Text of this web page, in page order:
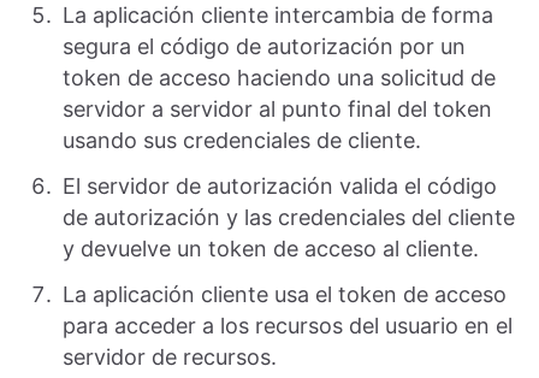
La aplicación cliente intercambia de forma
segura el código de autorización por un
token de acceso haciendo una solicitud de
servidor a servidor al punto final del token
usando sus credenciales de cliente.
El servidor de autorización valida el código
de autorización y las credenciales del cliente
y devuelve un token de acceso al cliente.
La aplicación cliente usa el token de acceso
para acceder a los recursos del usuario en el
servidor de recursos.